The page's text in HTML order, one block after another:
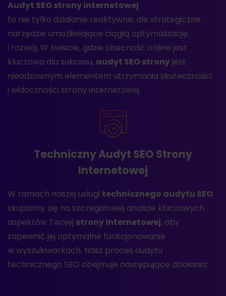
Audyt SEO strony internetowej
to nie tylko działanie reaktywne, ale strategiczne
narzędzie umożliwiające ciągłą optymalizację
i rozwój. W świecie, gdzie obecność online jest
kluczowa dla sukcesu, audyt SEO strony jest
nieodzownym elementem utrzymania skuteczności
i widoczności strony internetowej.
Techniczny Audyt SEO Strony
Internetowej
W ramach naszej usługi technicznego audytu SEO
skupiamy się na szczegółowej analizie kluczowych
aspektów Twojej strony internetowej, aby
zapewnić jej optymalne funkcjonowanie
w wyszukiwarkach. Nasz proces audytu
technicznego SEO obejmuje następujące działania: